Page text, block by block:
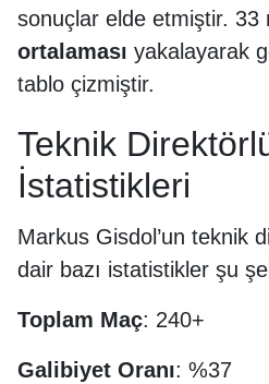
sonuçlar elde etmiştir. 33
ortalaması yakalayarak
tablo çizmiştir.
Teknik
İstatistikleri
Markus Gisdol’un teknik
dair bazı istatistikler şu
Toplam Maç: 240+
Galibiyet Oranı: %37